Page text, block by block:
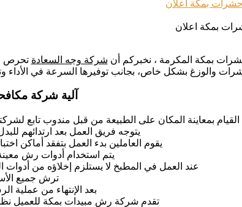
بمكة اعلان
بمكة المكرمة ، نخبركم أن شركة وجه السعادة تحرص
والوزغ بشكل خاص، بجانب توفيرها السرعة في الأداء
آلية شركة
القيام بمعاينة المكان على الطبيعة من قبل مندوب تابع
يتوجه فريق العمل بعد ارتدائهم
يقوم العاملين بدء العمل بتفقد أماكن
يتم استخدام أدوات رش
عند العمل في المطبخ لا يستلزم إخلاؤه من
ترش جميع
بعد الإنتهاء من عملية
تقدم شركة رش مبيدات بمكة للعميل